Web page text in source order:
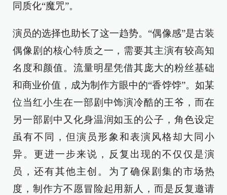
同质化“魔咒”。
演员的选择也助长了这一趋势。“偶像感”是古装
偶像剧的核心特质之一，需要其主演有较高知
名度和颜值。流量明星凭借其庞大的粉丝基础
和商业价值，成为制作方眼中的“香饽饽”。如某
位当红小生在一部剧中饰演冷酷的王爷，而在
另一部剧中又化身温润如玉的公子，角色设定
虽有不同，但演员形象和表演风格却大同小
异。更进一步来说，反复出现的不仅仅是演
员，还有其他主创。为了确保剧集的市场热
度，制作方不愿冒险起用新人，而是反复邀请